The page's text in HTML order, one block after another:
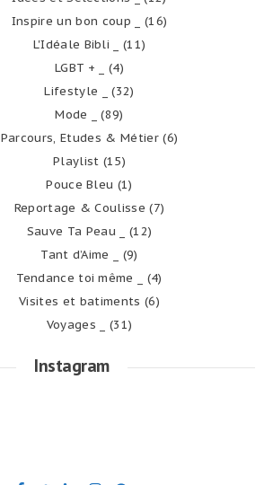
Inspire un bon coup _
(16)
L'Idéale Bibli _
(11)
LGBT + _
(4)
Lifestyle _
(32)
Mode _
(89)
Parcours, Etudes & Métier(6)
Playlist (15)
Pouce Bleu (1)
Reportage & Coulisse (7)
Sauve Ta Peau _
(12)
Tant d’Aime _
(9)
Tendance toi même _
(4)
Visites et batiments (6)
Voyages _
(31)
Instagram